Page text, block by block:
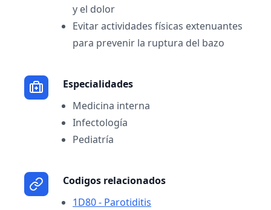
y el dolor
Evitar actividades físicas extenuantes
para prevenir la ruptura del bazo
Especialidades
Medicina interna
Infectología
Pediatría
Codigos relacionados
1D80 - Parotiditis